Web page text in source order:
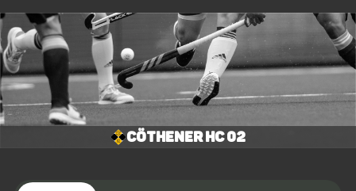
Cöthener HC 02